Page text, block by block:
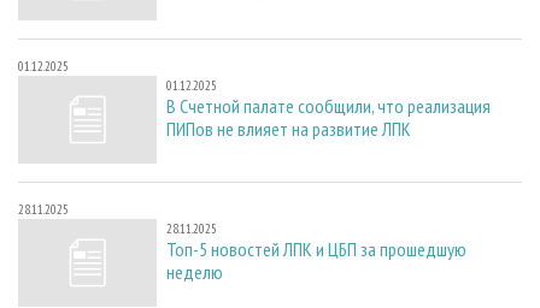
01.12.2025
01.12.2025
В Счетной палате сообщили, что реализация
ПИПов не влияет на развитие ЛПК
28.11.2025
28.11.2025
Топ-5 новостей ЛПК и ЦБП за прошедшую
неделю